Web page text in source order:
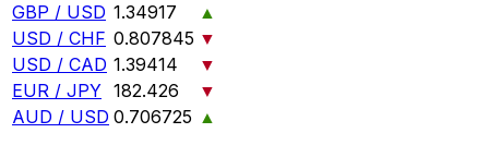
GBP / USD 1.34917
▲
USD / CHF 0.807845 ▼
USD / CAD 1.39414
▼
EUR / JPY 182.426
▼
AUD / USD 0.706725 ▲